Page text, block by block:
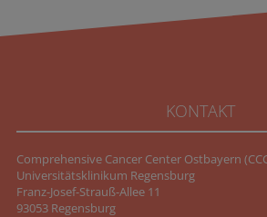
KONTAKT
Comprehensive Cancer Center Ostbayern
Universitätsklinikum Regensburg
Franz-Josef-Strauß-Allee 11
93053 Regensburg